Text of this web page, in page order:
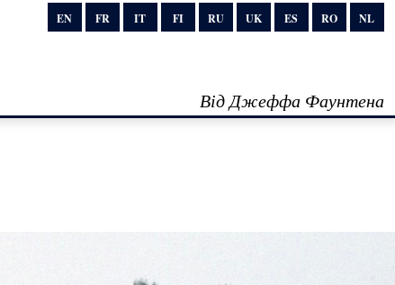
EN FR IT FI RU UK ES RO NL
Від Джеффа Фаунтена